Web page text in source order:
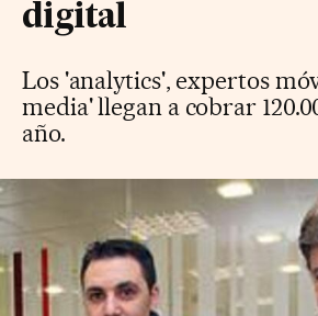
digital
Los 'analytics', expertos
media' llegan a cobrar
año.